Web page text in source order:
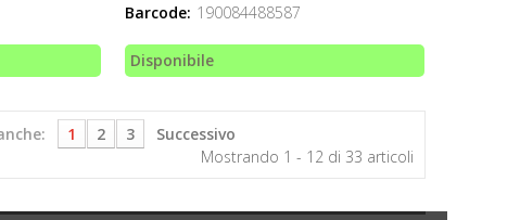
Barcode: 190084488587
Disponibile
1 2 3
Successivo
Mostrando 1 - 12 di 33 articoli